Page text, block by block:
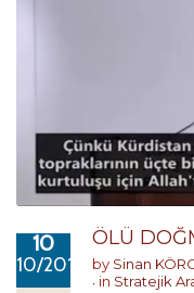
10
10/2019
ÖLÜ
by Sinan
in Stratejik